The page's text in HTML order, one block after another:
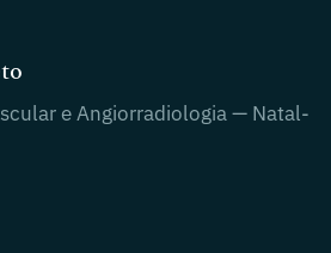
e Angiorradiologia — Natal-